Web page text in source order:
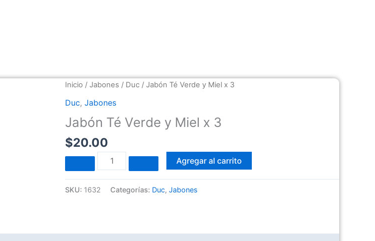
Inicio / Jabones / Duc / Jabón Té Verde y Miel x 3
Duc, Jabones
Jabón Té Verde y Miel x 3
$20.00
Jabón
y
Miel
x
Agregar al carrito
SKU: 1632 Categorías: Duc, Jabones